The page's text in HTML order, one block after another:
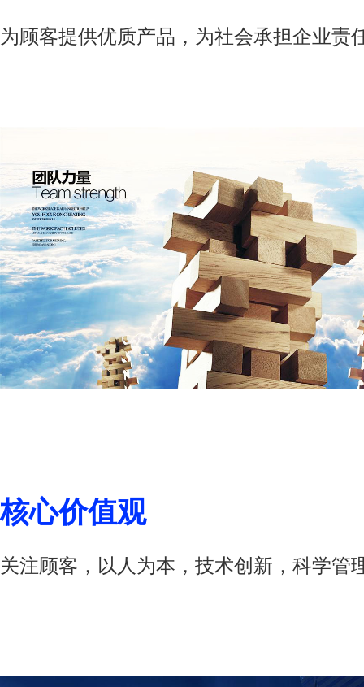
为顾客提供优质产品，为社会承担企业责
核心价值观
关注顾客，以人为本，技术创新，科学管